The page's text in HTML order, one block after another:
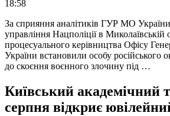
18:58
За сприяння аналітиків ГУР МО України
управління Нацполіції в Миколаївській
процесуального керівництва Офісу
України встановили особу російського
до скоєння воєнного злочину під …
Київський академічний
серпня відкриє